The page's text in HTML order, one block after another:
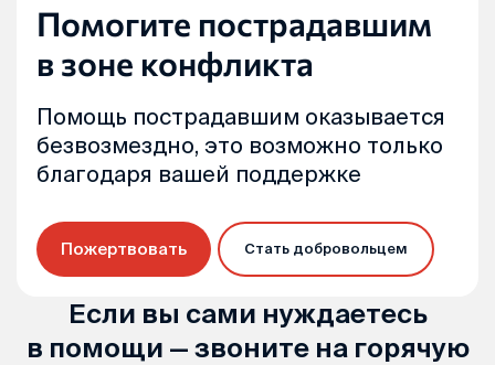
Помогите пострадавшим
в зоне конфликта
Помощь пострадавшим оказывается
безвозмездно, это возможно только
благодаря вашей поддержке
Пожертвовать Стать добровольцем
Если вы сами нуждаетесь
в помощи — звоните на горячую